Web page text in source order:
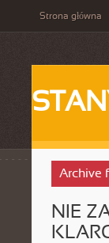
Strona główna
Archive
NIE